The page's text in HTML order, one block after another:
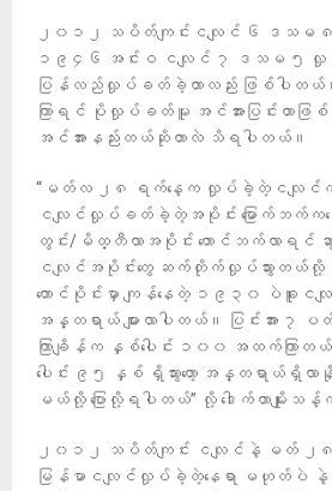
၂၀၁၂ သပိတ်ကျင်းငလျင် ၆ ဒသမ
၁၉၄၆ အင်းဝ ငလျင် ၇ ဒသမ ၅
ပြန်လည်လှုပ်ခတ်ခဲ့တာလည်း ဖြစ်ပါတ
ကြာရင် ပိုလှုပ်ခတ်မူ အင်အားပြင်းတာဖြစ်
အင်အားနည်းတယ်ဆိုတာလဲ သိရပါတယ်။
“မတ်လ ၂၈ ရက်နေ့က လှုပ်ခဲ့တဲ့ငလျင်
ငလျင်လှုပ်ခတ်ခဲ့တဲ့အပိုင်း မြောက်ဘက်ကနေ
တွင်း/မိထ္တီလာအပိုင်း တောင်ဘက်လာရင် ဆွ
ငလျင်အပိုင်းတွေ ဆက်တိုက်လှုပ်သွားတယ်
တောင်ပိုင်းမှာ ကျန်နေတဲ့ ၁၉၃၀ ပဲခူးင
အန္တရာယ် များလာပါတယ်။ ပြင်းအား
ကြာချိန်က နှစ်ပေါင်း ၁၀၀ အထက်ကြ
ပေါင်း ၉၅ နှစ် ရှိသွားတော့ အန္တရာယ်ရှိ
မယ်လို့ ပြောလို့ရပါတယ်” လို့ ဒေါက်တာမျိုး
၂၀၁၂ သပိတ်ကျင်း ငလျင်နဲ့ မတ် ၂၈
မြန်မာငလျင်လှုပ်ခဲ့တဲ့နေရာ မဟုတ်ပဲ နဲ့ တေ